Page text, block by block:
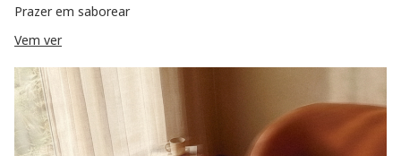
Prazer em saborear
Vem ver